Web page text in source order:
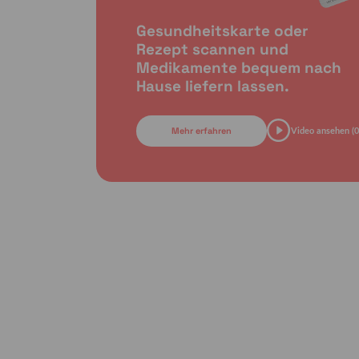
Gesundheitskarte oder
Rezept scannen und
Medikamente bequem nach
Hause liefern lassen.
Mehr erfahren Video ansehen